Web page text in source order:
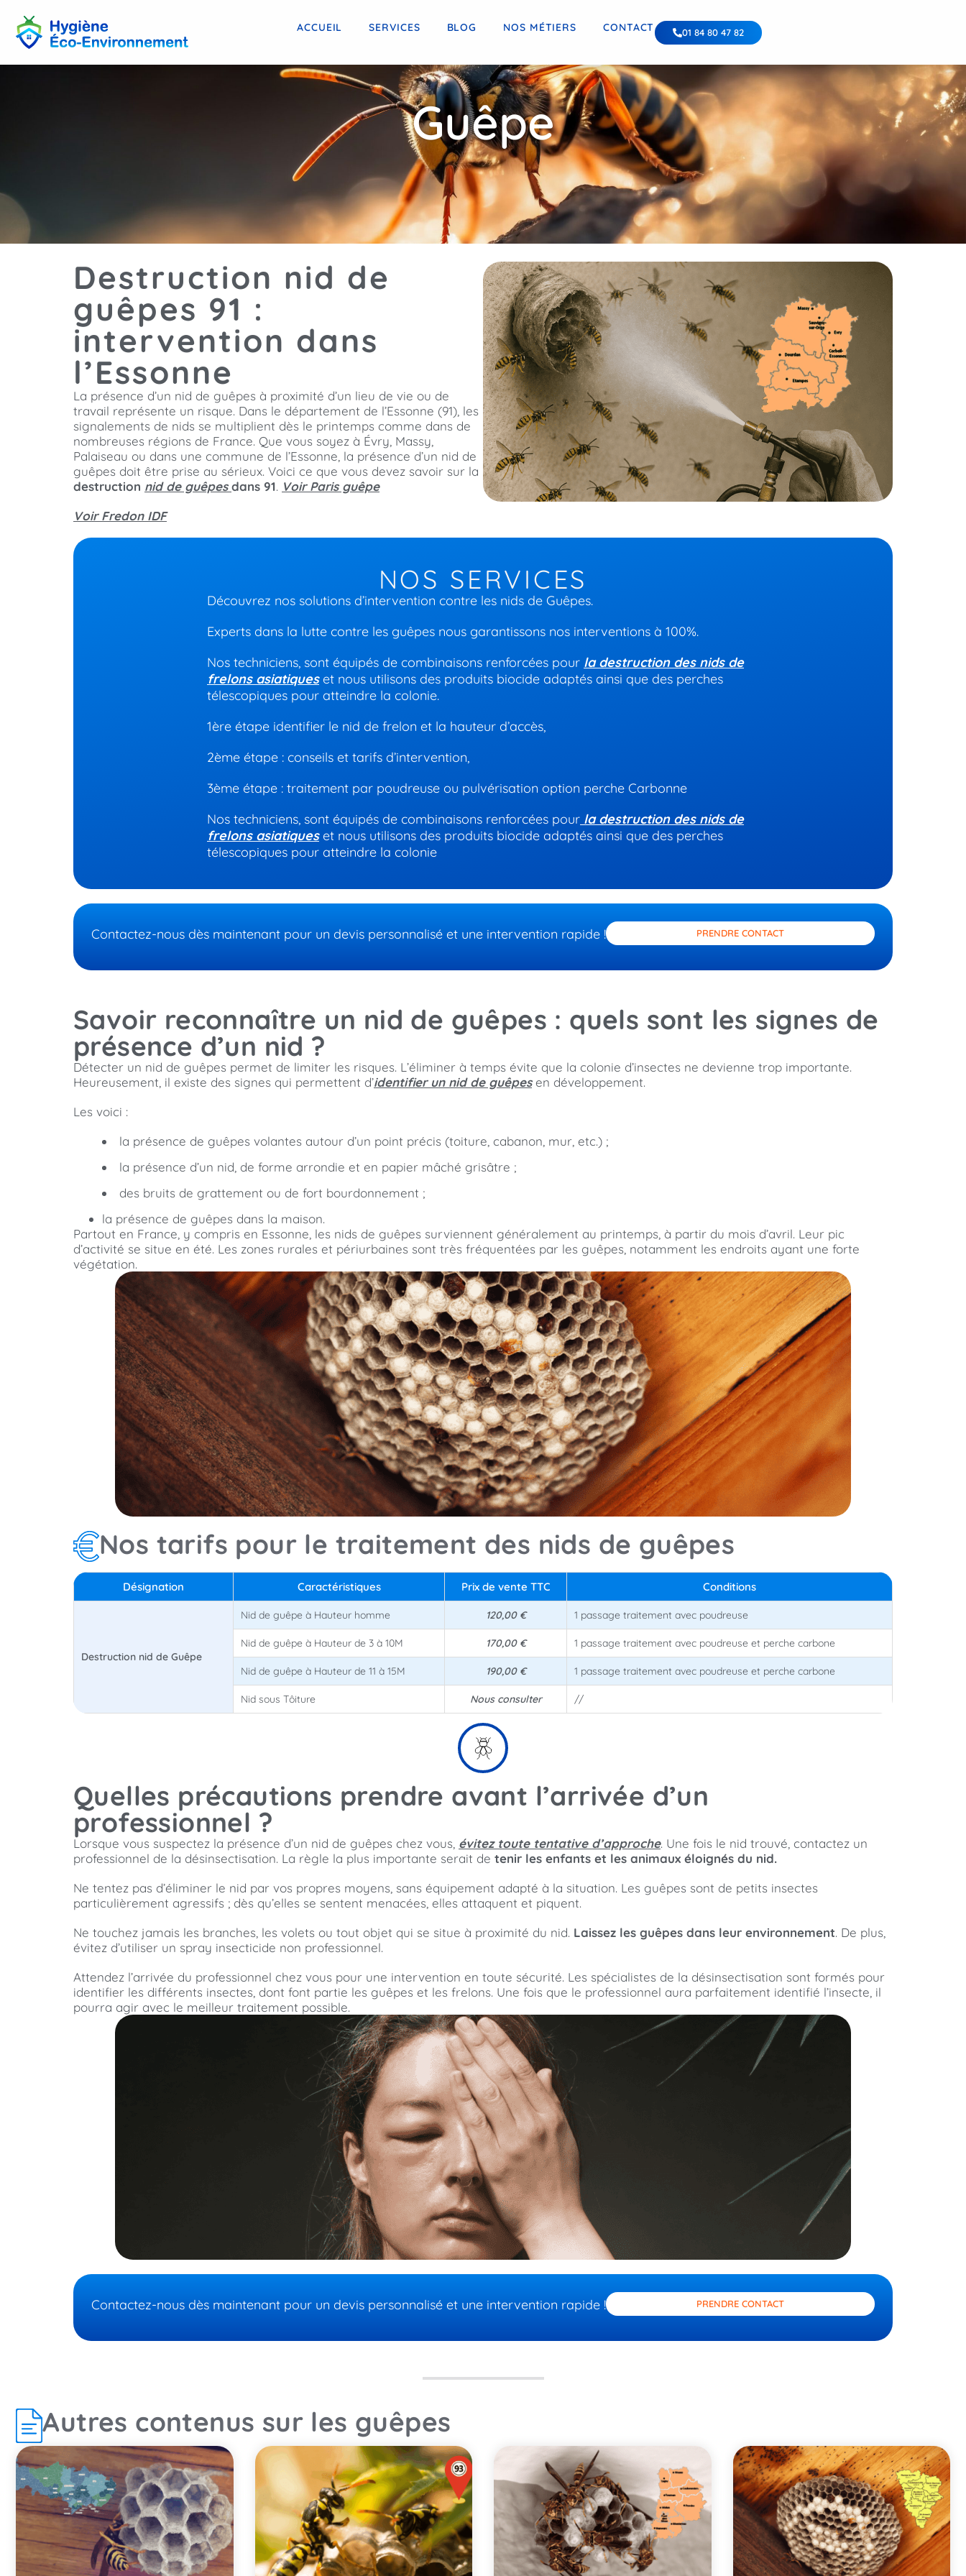
ACCUEIL SERVICES BLOG NOS MÉTIERS CONTACT 01 84 80 47 82
Guêpe
Destruction nid de
guêpes 91 :
intervention dans
l’Essonne
La présence d’un nid de guêpes à proximité d’un lieu de vie ou de
travail représente un risque. Dans le département de l’Essonne (91), les
signalements de nids se multiplient dès le printemps comme dans de
nombreuses régions de France. Que vous soyez à Évry, Massy,
Palaiseau ou dans une commune de l’Essonne, la présence d’un nid de
guêpes doit être prise au sérieux. Voici ce que vous devez savoir sur la
destruction nid de guêpes dans 91. Voir Paris guêpe
Voir Fredon IDF
NOS SERVICES
Découvrez nos solutions d’intervention contre les nids de Guêpes.
Experts dans la lutte contre les guêpes nous garantissons nos interventions à 100%.
Nos techniciens, sont équipés de combinaisons renforcées pour la destruction des nids de
frelons asiatiqueset nous utilisons des produits biocide adaptés ainsi que des perches
télescopiques pour atteindre la colonie.
1ère étape identifier le nid de frelon et la hauteur d’accès,
2ème étape : conseils et tarifs d’intervention,
3ème étape : traitement par poudreuse ou pulvérisation option perche Carbonne
Nos techniciens, sont équipés de combinaisons renforcées pour la destruction des nids de
frelons asiatiqueset nous utilisons des produits biocide adaptés ainsi que des perches
télescopiques pour atteindre la colonie
Contactez-nous dès maintenant pour un devis personnalisé et une intervention rapide ! PRENDRE CONTACT
Savoir reconnaître un nid de guêpes : quels sont les signes de
présence d’un nid ?
Détecter un nid de guêpes permet de limiter les risques. L’éliminer à temps évite que la colonie d’insectes ne devienne trop importante.
Heureusement, il existe des signes qui permettent d’identifier un nid de guêpesen développement.
Les voici :
la présence de guêpes volantes autour d’un point précis (toiture, cabanon, mur, etc.) ;
la présence d’un nid, de forme arrondie et en papier mâché grisâtre ;
des bruits de grattement ou de fort bourdonnement ;
la présence de guêpes dans la maison.
Partout en France, y compris en Essonne, les nids de guêpes surviennent généralement au printemps, à partir du mois d’avril. Leur pic
d’activité se situe en été. Les zones rurales et périurbaines sont très fréquentées par les guêpes, notamment les endroits ayant une forte
végétation.
Nos tarifs pour le traitement des nids de guêpes
Désignation Caractéristiques Prix de vente TTC Conditions
Destruction nid de Guêpe
Nid de guêpe à Hauteur homme 120,00 € 1 passage traitement avec poudreuse
Nid de guêpe à Hauteur de 3 à 10M 170,00 € 1 passage traitement avec poudreuse et perche carbone
Nid de guêpe à Hauteur de 11 à 15M 190,00 € 1 passage traitement avec poudreuse et perche carbone
Nid sous Tôiture Nous consulter //
Quelles précautions prendre avant l’arrivée d’un
professionnel ?
Lorsque vous suspectez la présence d’un nid de guêpes chez vous, évitez toute tentative d’approche. Une fois le nid trouvé, contactez un
professionnel de la désinsectisation. La règle la plus importante serait de tenir les enfants et les animaux éloignés du nid.
Ne tentez pas d’éliminer le nid par vos propres moyens, sans équipement adapté à la situation. Les guêpes sont de petits insectes
particulièrement agressifs ; dès qu’elles se sentent menacées, elles attaquent et piquent.
Ne touchez jamais les branches, les volets ou tout objet qui se situe à proximité du nid. Laissez les guêpes dans leur environnement. De plus,
évitez d’utiliser un spray insecticide non professionnel.
Attendez l’arrivée du professionnel chez vous pour une intervention en toute sécurité. Les spécialistes de la désinsectisation sont formés pour
identifier les différents insectes, dont font partie les guêpes et les frelons. Une fois que le professionnel aura parfaitement identifié l’insecte, il
pourra agir avec le meilleur traitement possible.
Contactez-nous dès maintenant pour un devis personnalisé et une intervention rapide ! PRENDRE CONTACT
Autres contenus sur les guêpes